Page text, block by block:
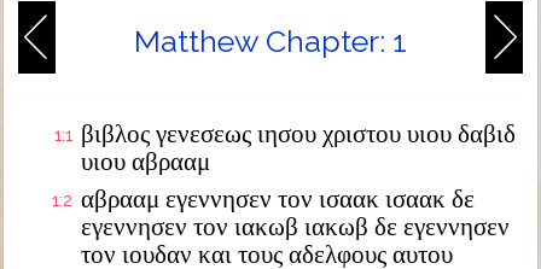
Matthew Chapter: 1
1:1 βιβλος γενεσεως ιησου χριστου υιου δαβιδ
υιου αβρααμ
1:2 αβρααμ εγεννησεν τον ισαακ ισαακ δε
εγεννησεν τον ιακωβ ιακωβ δε εγεννησεν
τον ιουδαν και τους αδελφους αυτου